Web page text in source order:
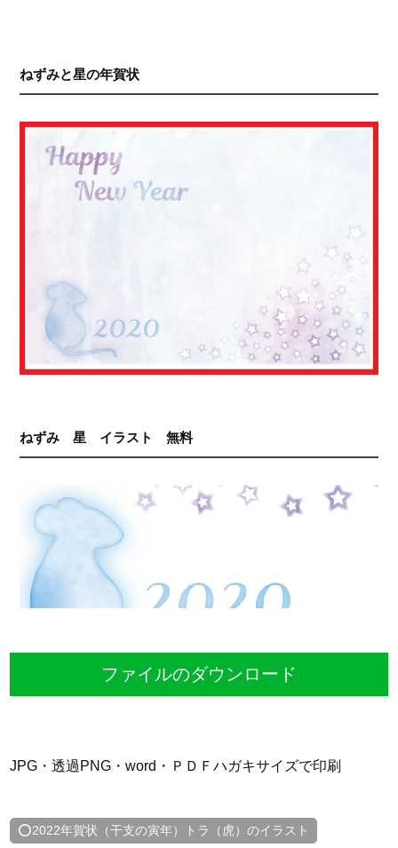
ねずみと星の年賀状
ねずみ 星 イラスト 無料
ファイルのダウンロード
JPG・透過PNG・word・ＰＤＦハガキサイズで印刷
⭕2022年賀状（干支の寅年）トラ（虎）のイラスト